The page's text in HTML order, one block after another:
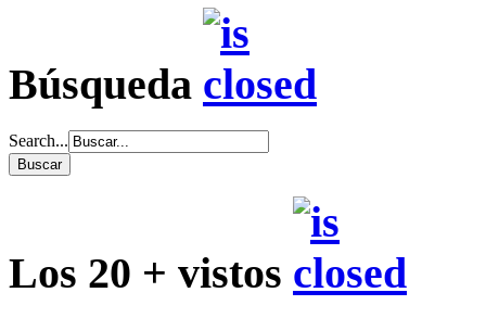
Búsqueda
Search...
Los 20 + vistos